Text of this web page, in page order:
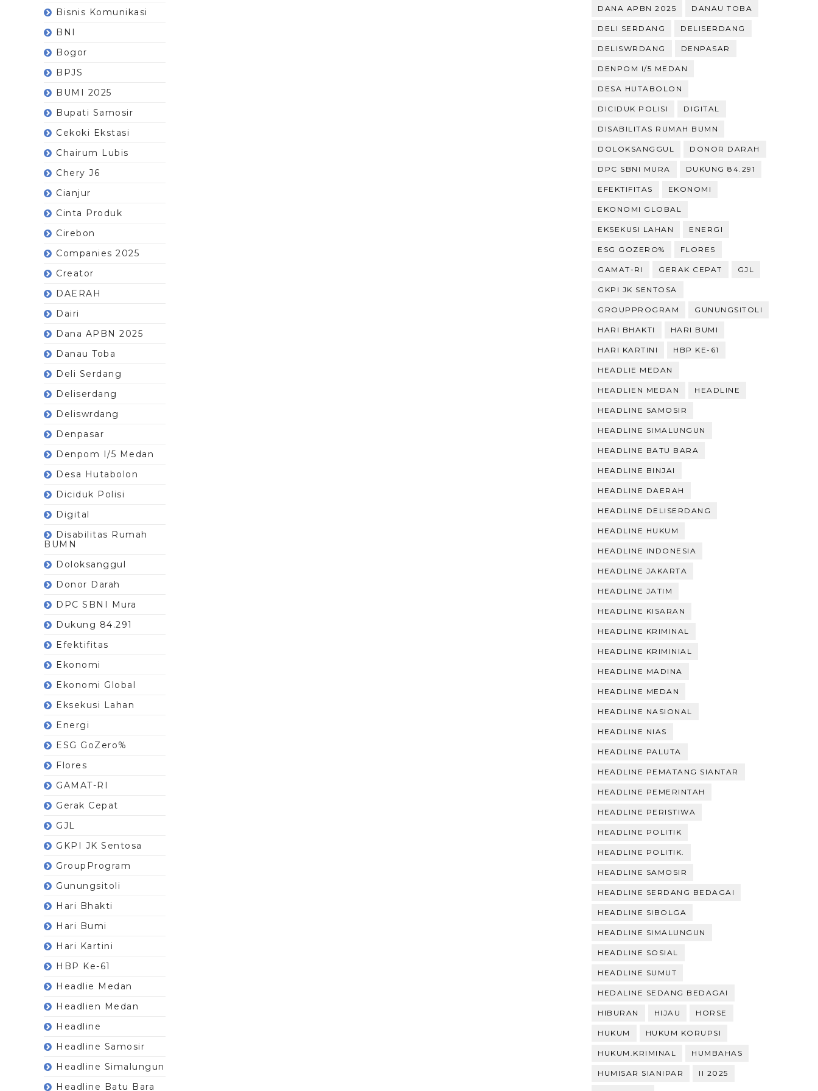
Bisnis Komunikasi
BNI
Bogor
BPJS
BUMI 2025
Bupati Samosir
Cekoki Ekstasi
Chairum Lubis
Chery J6
Cianjur
Cinta Produk
Cirebon
Companies 2025
Creator
DAERAH
Dairi
Dana APBN 2025
Danau Toba
Deli Serdang
Deliserdang
Deliswrdang
Denpasar
Denpom I/5 Medan
Desa Hutabolon
Diciduk Polisi
Digital
Disabilitas Rumah
BUMN
Doloksanggul
Donor Darah
DPC SBNI Mura
Dukung 84.291
Efektifitas
Ekonomi
Ekonomi Global
Eksekusi Lahan
Energi
ESG GoZero%
Flores
GAMAT-RI
Gerak Cepat
GJL
GKPI JK Sentosa
GroupProgram
Gunungsitoli
Hari Bhakti
Hari Bumi
Hari Kartini
HBP Ke-61
Headlie Medan
Headlien Medan
Headline
Headline Samosir
Headline Simalungun
Headline Batu Bara
DANA APBN 2025 DANAU TOBA
DELI SERDANG DELISERDANG
DELISWRDANG DENPASAR
DENPOM I/5 MEDAN
DESA HUTABOLON
DICIDUK POLISI DIGITAL
DISABILITAS RUMAH BUMN
DOLOKSANGGUL DONOR DARAH
DPC SBNI MURA DUKUNG 84.291
EFEKTIFITAS EKONOMI
EKONOMI GLOBAL
EKSEKUSI LAHAN ENERGI
ESG GOZERO% FLORES
GAMAT-RI GERAK CEPAT GJL
GKPI JK SENTOSA
GROUPPROGRAM GUNUNGSITOLI
HARI BHAKTI HARI BUMI
HARI KARTINI HBP KE-61
HEADLIE MEDAN
HEADLIEN MEDAN HEADLINE
HEADLINE SAMOSIR
HEADLINE SIMALUNGUN
HEADLINE BATU BARA
HEADLINE BINJAI
HEADLINE DAERAH
HEADLINE DELISERDANG
HEADLINE HUKUM
HEADLINE INDONESIA
HEADLINE JAKARTA
HEADLINE JATIM
HEADLINE KISARAN
HEADLINE KRIMINAL
HEADLINE KRIMINIAL
HEADLINE MADINA
HEADLINE MEDAN
HEADLINE NASIONAL
HEADLINE NIAS
HEADLINE PALUTA
HEADLINE PEMATANG SIANTAR
HEADLINE PEMERINTAH
HEADLINE PERISTIWA
HEADLINE POLITIK
HEADLINE POLITIK.
HEADLINE SAMOSIR
HEADLINE SERDANG BEDAGAI
HEADLINE SIBOLGA
HEADLINE SIMALUNGUN
HEADLINE SOSIAL
HEADLINE SUMUT
HEDALINE SEDANG BEDAGAI
HIBURAN HIJAU HORSE
HUKUM HUKUM KORUPSI
HUKUM.KRIMINAL HUMBAHAS
HUMISAR SIANIPAR II 2025